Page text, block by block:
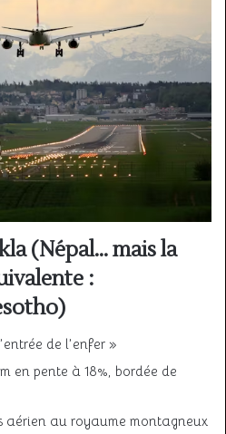
(Népal… mais la
:
de l’enfer »
en pente à 18%, bordée de
aérien au royaume montagneux